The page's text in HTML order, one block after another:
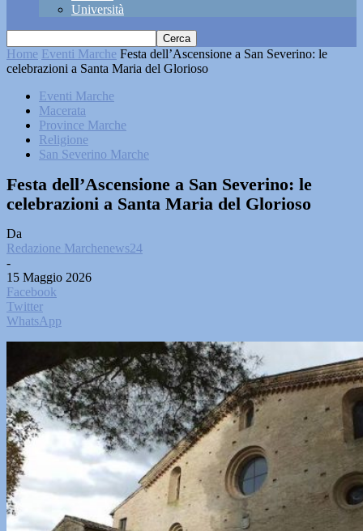
Università
Home Eventi Marche Festa dell’Ascensione a San Severino: le
celebrazioni a Santa Maria del Glorioso
Eventi Marche
Macerata
Province Marche
Religione
San Severino Marche
Festa dell’Ascensione a San Severino: le
celebrazioni a Santa Maria del Glorioso
Da
Redazione Marchenews24
-
15 Maggio 2026
Facebook
Twitter
WhatsApp